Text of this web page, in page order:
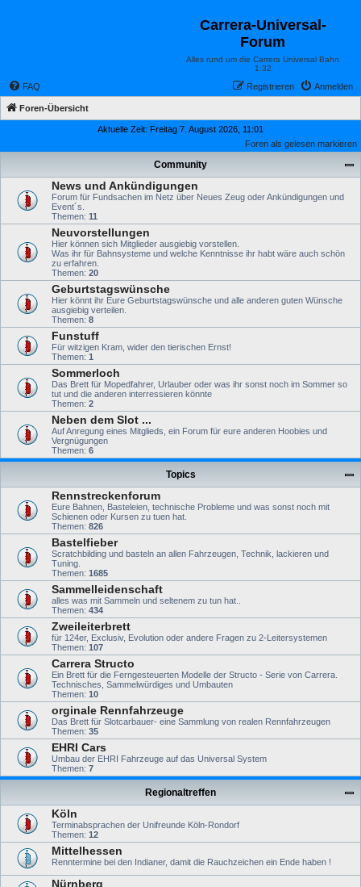
Carrera-Universal-
Forum
Alles rund um die Carrera Universal Bahn
1:32
FAQ Anmelden
Registrieren
Foren-Übersicht
Aktuelle Zeit: Freitag 7. August 2026, 11:01
Foren als gelesen markieren
Community
News und Ankündigungen
Forum für Fundsachen im Netz über Neues Zeug oder Ankündigungen und
Event´s.
Themen: 11
Neuvorstellungen
Hier können sich Mitglieder ausgiebig vorstellen.
Was ihr für Bahnsysteme und welche Kenntnisse ihr habt wäre auch schön
zu erfahren.
Themen: 20
Geburtstagswünsche
Hier könnt ihr Eure Geburtstagswünsche und alle anderen guten Wünsche
ausgiebig verteilen.
Themen: 8
Funstuff
Für witzigen Kram, wider den tierischen Ernst!
Themen: 1
Sommerloch
Das Brett für Mopedfahrer, Urlauber oder was ihr sonst noch im Sommer so
tut und die anderen interressieren könnte
Themen: 2
Neben dem Slot ...
Auf Anregung eines Mitglieds, ein Forum für eure anderen Hoobies und
Vergnügungen
Themen: 6
Topics
Rennstreckenforum
Eure Bahnen, Basteleien, technische Probleme und was sonst noch mit
Schienen oder Kursen zu tuen hat.
Themen: 826
Bastelfieber
Scratchbilding und basteln an allen Fahrzeugen, Technik, lackieren und
Tuning.
Themen: 1685
Sammelleidenschaft
alles was mit Sammeln und seltenem zu tun hat..
Themen: 434
Zweileiterbrett
für 124er, Exclusiv, Evolution oder andere Fragen zu 2-Leitersystemen
Themen: 107
Carrera Structo
Ein Brett für die Ferngesteuerten Modelle der Structo - Serie von Carrera.
Technisches, Sammelwürdiges und Umbauten
Themen: 10
orginale Rennfahrzeuge
Das Brett für Slotcarbauer- eine Sammlung von realen Rennfahrzeugen
Themen: 35
EHRI Cars
Umbau der EHRI Fahrzeuge auf das Universal System
Themen: 7
Regionaltreffen
Köln
Terminabsprachen der Unifreunde Köln-Rondorf
Themen: 12
Mittelhessen
Renntermine bei den Indianer, damit die Rauchzeichen ein Ende haben !
Nürnberg